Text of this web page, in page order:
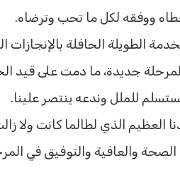
ووفقه لكل ما تحب وترضاه.
الطويلة الحافلة
جديدة، ما دمت على قيد
للملل وندعه ينتصر علينا.
العظيم الذي لطالما كانت ولا
والعافية والتوفيق في